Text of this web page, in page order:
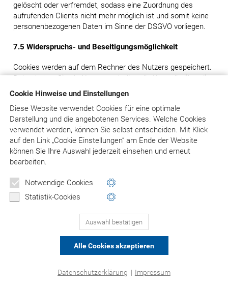
Cookie Hinweise und Einstellungen
Diese Website verwendet Cookies für eine optimale
Darstellung und die angebotenen Services. Welche Cookies
verwendet werden, können Sie selbst entscheiden. Mit Klick
aufden Link „Cookie Einstellungen“ am Ende der Website
können Sie Ihre Auswahl jederzeit einsehen und erneut
bearbeiten.
Notwendige Cookies
Statistik-Cookies
Auswahl bestätigen
Alle Cookies akzeptieren
Datenschutzerklärung | Impressum
gelöscht oder verfremdet, sodass eine Zuordnung des
aufrufenden Clients nicht mehr möglich ist und somit keine
personenbezogenen Daten im Sinne der DSGVO vorliegen.
7.5 Widerspruchs- und Beseitigungsmöglichkeit
Cookies werden auf dem Rechner des Nutzers gespeichert.
Daher haben Sie als Nutzer auch die volle Kontrolle über die
Verwendung von Cookies. Durch eine Änderung der
Einstellungen in Ihrem Internetbrowser können Sie die
Übertragung von Cookies deaktivieren oder einschränken.
Bereits gespeicherte Cookies können jederzeit gelöscht
werden. Dies kann auch automatisiert erfolgen. Werden
Cookies für unsere Website deaktiviert, können
möglicherweise nicht mehr alle Funktionen der Internetseite
vollumfänglich genutzt werden.
8. Einsatz von Social-Media
8.1 Facebook: Facebook-Pixel, Facebook Custom
Facebook-Pixel
Wenn Sie Ihre Einwilligung erteilen, setzen wir Technologien
des Sozialen Netzwerks „Facebook“ ein, mit deren Hilfe das
und an Facebook übertragen wird. Dies ist eine